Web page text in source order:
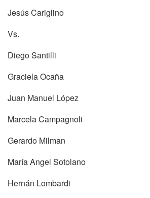
Jesús Cariglino
Vs.
Diego Santilli
Graciela Ocaña
Juan Manuel López
Marcela Campagnoli
Gerardo Milman
María Angel Sotolano
Hernán Lombardi